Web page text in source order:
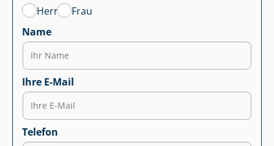
Herr
Frau
Name
Ihre E-Mail
Telefon